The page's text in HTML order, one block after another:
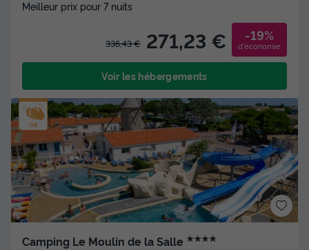
Meilleur prix pour 7 nuits
336,43 € 271,23 € -19%
d'économie
Voir les hébergements
Camping Le Moulin de la Salle ★★★★